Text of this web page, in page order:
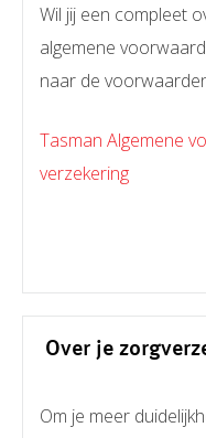
Wil jij een compleet
algemene
naar de
Tasman Algemene
verzekering
Over je
Om je meer